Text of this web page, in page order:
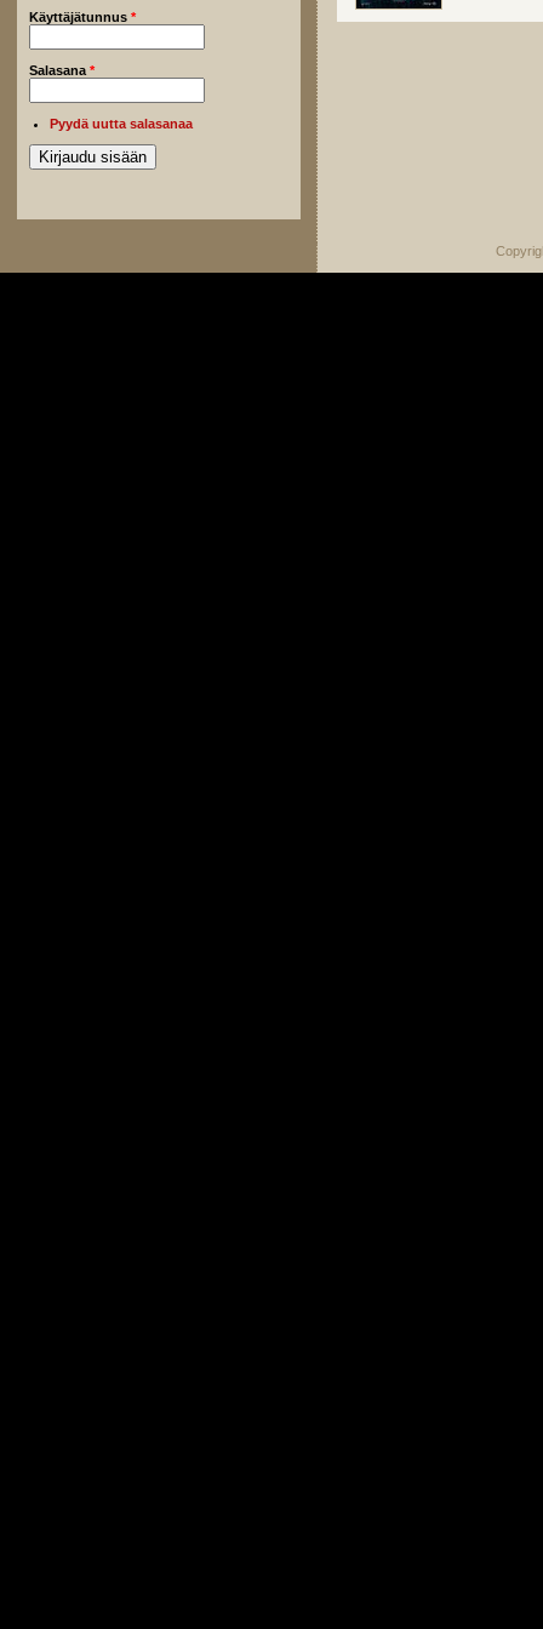
Käyttäjätunnus *
Salasana *
Pyydä uutta salasanaa